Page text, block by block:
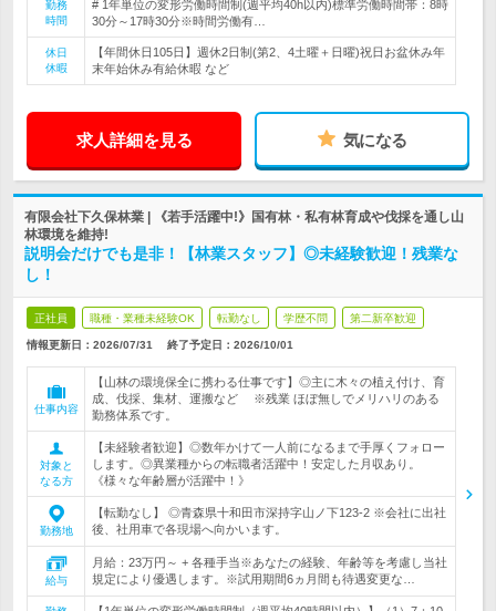
勤務
時間
# 1年単位の変形労働時間制(週平均40h以内)標準労働時間帯：8時
30分～17時30分※時間労働有…
休日
休暇
【年間休日105日】週休2日制(第2、4土曜＋日曜)祝日お盆休み年
末年始休み有給休暇 など
求人詳細を見る 気になる
有限会社下久保林業 | 《若手活躍中!》国有林・私有林育成や伐採を通し山
林環境を維持!
説明会だけでも是非！【林業スタッフ】◎未経験歓迎！残業な
し！
正社員 職種・業種未経験OK 転勤なし 学歴不問 第二新卒歓迎
情報更新日：2026/07/31 終了予定日： 2026/10/01
仕事内容
【山林の環境保全に携わる仕事です】◎主に木々の植え付け、育
成、伐採、集材、運搬など ※残業 ほぼ無しでメリハリのある
勤務体系です。
対象と
なる方
【未経験者歓迎】◎数年かけて一人前になるまで手厚くフォロー
します。◎異業種からの転職者活躍中！安定した月収あり。
《様々な年齢層が活躍中！》
勤務地
【転勤なし】 ◎青森県十和田市深持字山ノ下123-2 ※会社に出社
後、社用車で各現場へ向かいます。
給与
月給：23万円～ + 各種手当※あなたの経験、年齢等を考慮し当社
規定により優遇します。※試用期間6ヵ月間も待遇変更な…